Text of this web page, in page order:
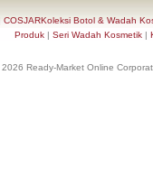
COSJARKoleksi Botol & Wadah
Produk | Seri Wadah Kosmetik |
Ready-Market Online